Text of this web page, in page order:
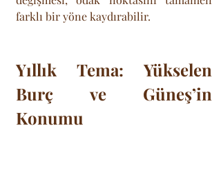
farklı bir yöne kaydırabilir.
Yıllık Tema: Yükselen
Burç ve Güneş’in
Konumu